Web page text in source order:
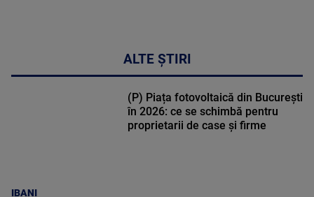
ALTE ȘTIRI
IBANI
(P) Piața fotovoltaică din București
în 2026: ce se schimbă pentru
proprietarii de case și firme